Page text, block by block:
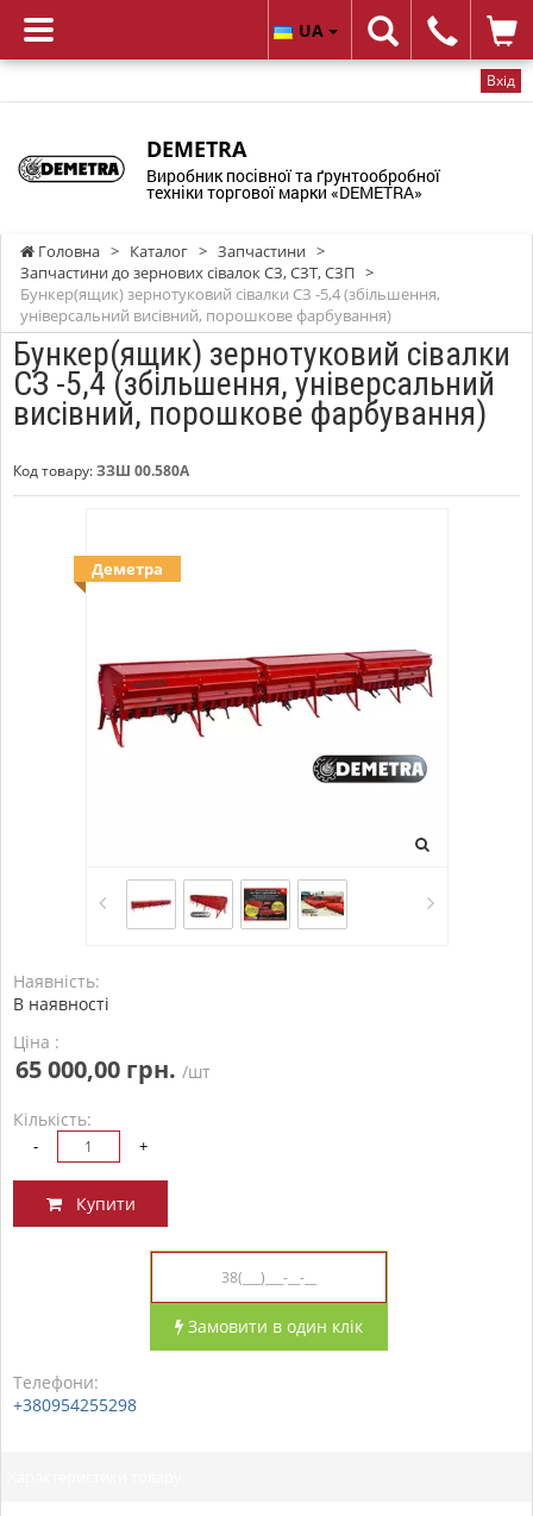
Вхід
DEMETRA
Виробник посівної та ґрунтообробної
техніки торгової марки «DEMETRA»
UA
Головна > Каталог > Запчастини >
Запчастини до зернових сівалок СЗ, СЗТ, СЗП >
Бункер(ящик) зернотуковий сівалки СЗ -5,4 (збільшення,
універсальний висівний, порошкове фарбування)
Бункер(ящик) зернотуковий сівалки
СЗ -5,4 (збільшення, універсальний
висівний, порошкове фарбування)
Код товару:ЗЗШ 00.580А
Деметра
Наявність:
В наявності
Ціна :
65 000,00 грн. /шт
Кількість:
- +
Купити
Замовити в один клік
Телефони:
+380954255298